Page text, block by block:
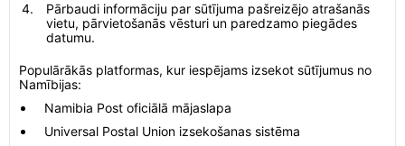
Pārbaudi informāciju par sūtījuma pašreizējo atrašanās
vietu, pārvietošanās vēsturi un paredzamo piegādes
datumu.
Populārākās platformas, kur iespējams izsekot sūtījumus no
Namībijas:
Namibia Post oficiālā mājaslapa
Universal Postal Union izsekošanas sistēma